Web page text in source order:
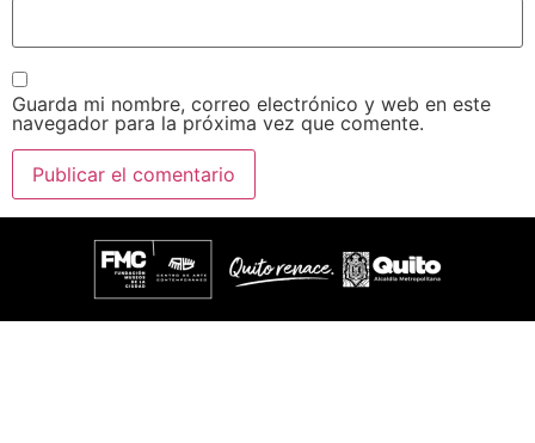
Guarda mi nombre, correo electrónico y web en este
navegador para la próxima vez que comente.